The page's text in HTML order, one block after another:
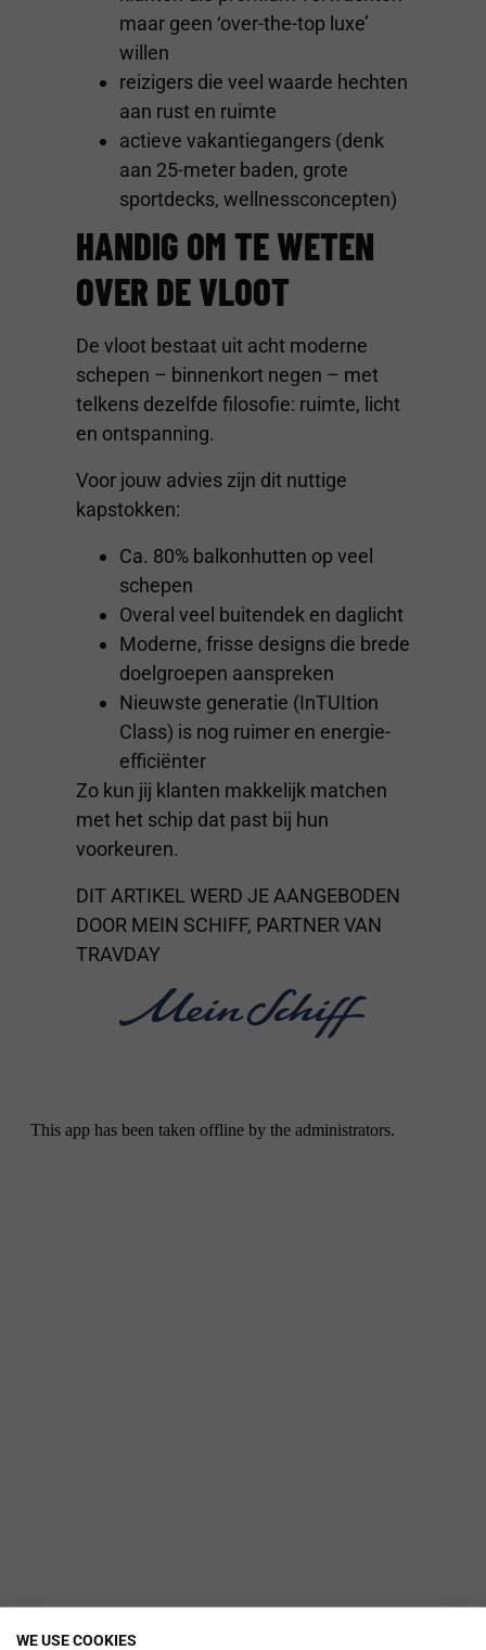
maar geen ‘over-the-top luxe’
willen
reizigers die veel waarde hechten
aan rust en ruimte
actieve vakantiegangers (denk
aan 25-meter baden, grote
sportdecks, wellnessconcepten)
HANDIG OM TE WETEN
OVER DE VLOOT
De vloot bestaat uit acht moderne
schepen – binnenkort negen – met
telkens dezelfde filosofie: ruimte, licht
en ontspanning.
Voor jouw advies zijn dit nuttige
kapstokken:
Ca. 80% balkonhutten op veel
schepen
Overal veel buitendek en daglicht
Moderne, frisse designs die brede
doelgroepen aanspreken
Nieuwste generatie (InTUItion
Class) is nog ruimer en energie-
efficiënter
Zo kun jij klanten makkelijk matchen
met het schip dat past bij hun
voorkeuren.
DIT ARTIKEL WERD JE AANGEBODEN
DOOR MEIN SCHIFF, PARTNER VAN
TRAVDAY
WE USE COOKIES